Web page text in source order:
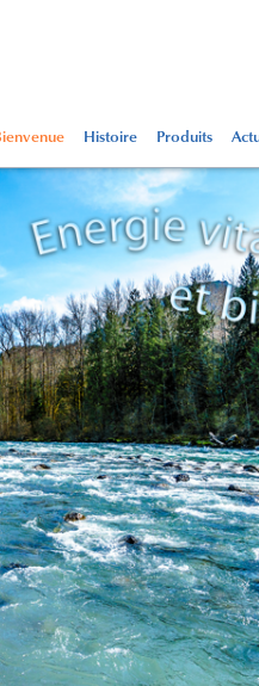
Histoire Produits